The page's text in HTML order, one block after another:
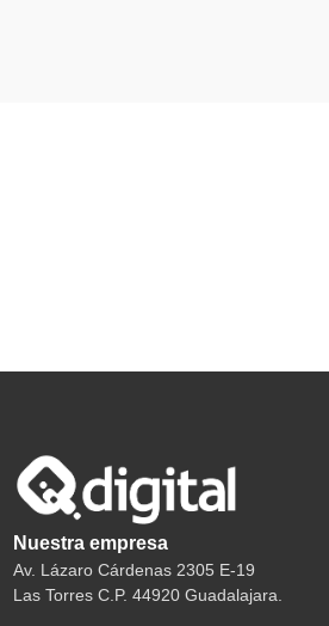
Nuestra empresa
Av. Lázaro Cárdenas 2305 E-19
Las Torres C.P. 44920 Guadalajara.